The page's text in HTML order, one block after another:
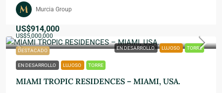
Murcia Group
DESTACADO EN DESARROLLO LUJOSO TORRE
US$914,000
US$5,000,000
EN DESARROLLO LUJOSO TORRE
MIAMI TROPIC RESIDENCES – MIAMI, USA.